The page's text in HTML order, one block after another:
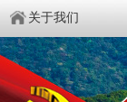
关于我们